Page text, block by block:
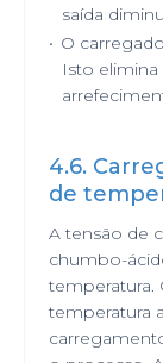
saída
• O
Isto
4.6.
de
A tensão de
chumbo-
temperatura.
temperatura